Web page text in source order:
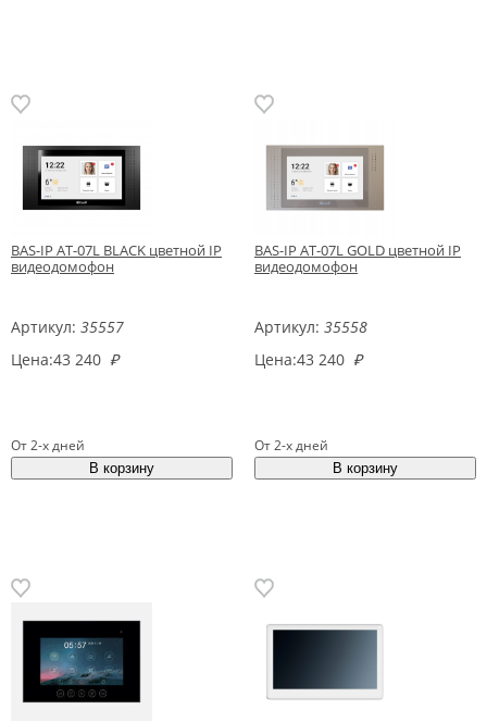
BAS-IP AT-07L BLACK цветной IP
видеодомофон
Артикул: 35557
Цена:43 240 ₽
От 2-х дней
BAS-IP AT-07L GOLD цветной IP
видеодомофон
Артикул: 35558
Цена:43 240 ₽
От 2-х дней